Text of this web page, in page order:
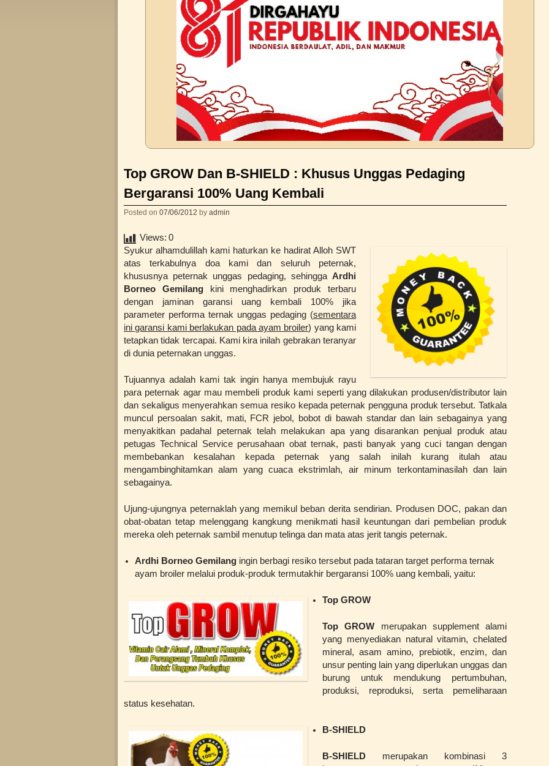
Top GROW Dan B-SHIELD : Khusus Unggas Pedaging
Bergaransi 100% Uang Kembali
Posted on 07/06/2012 by admin
Views: 0
Syukur alhamdulillah kami haturkan ke hadirat Alloh SWT
atas terkabulnya doa kami dan seluruh peternak,
khususnya peternak unggas pedaging, sehingga Ardhi
Borneo Gemilangkini menghadirkan produk terbaru
dengan jaminan garansi uang kembali 100% jika
parameter performa ternak unggas pedaging (sementara
ini garansi kami berlakukan pada ayam broiler) yang kami
tetapkan tidak tercapai. Kami kira inilah gebrakan teranyar
di dunia peternakan unggas.
Tujuannya adalah kami tak ingin hanya membujuk rayu
para peternak agar mau membeli produk kami seperti yang dilakukan produsen/distributor lain
dan sekaligus menyerahkan semua resiko kepada peternak pengguna produk tersebut. Tatkala
muncul persoalan sakit, mati, FCR jebol, bobot di bawah standar dan lain sebagainya yang
menyakitkan padahal peternak telah melakukan apa yang disarankan penjual produk atau
petugas Technical Service perusahaan obat ternak, pasti banyak yang cuci tangan dengan
membebankan kesalahan kepada peternak yang salah inilah kurang itulah atau
mengambinghitamkan alam yang cuaca ekstrimlah, air minum terkontaminasilah dan lain
sebagainya.
Ujung-ujungnya peternaklah yang memikul beban derita sendirian. Produsen DOC, pakan dan
obat-obatan tetap melenggang kangkung menikmati hasil keuntungan dari pembelian produk
mereka oleh peternak sambil menutup telinga dan mata atas jerit tangis peternak.
Ardhi Borneo Gemilangingin berbagi resiko tersebut pada tataran target performa ternak
ayam broiler melalui produk-produk termutakhir bergaransi 100% uang kembali, yaitu:
Top GROW
Top GROW merupakan supplement alami
yang menyediakan natural vitamin, chelated
mineral, asam amino, prebiotik, enzim, dan
unsur penting lain yang diperlukan unggas dan
burung untuk mendukung pertumbuhan,
produksi, reproduksi, serta pemeliharaan
status kesehatan.
B-SHIELD
B-SHIELD merupakan kombinasi 3